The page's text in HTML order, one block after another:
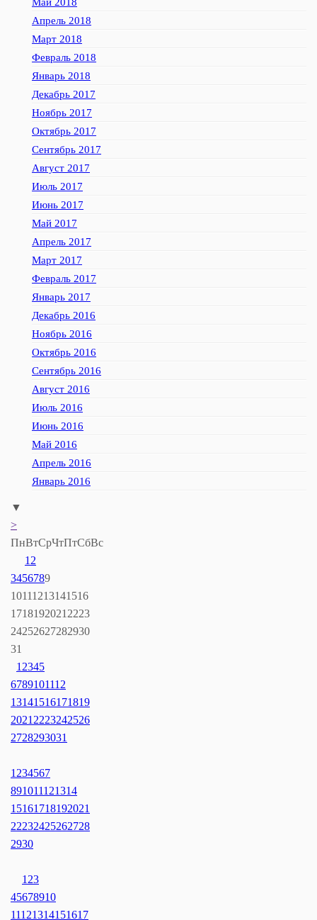
Май 2018
Апрель 2018
Март 2018
Февраль 2018
Январь 2018
Декабрь 2017
Ноябрь 2017
Октябрь 2017
Сентябрь 2017
Август 2017
Июль 2017
Июнь 2017
Май 2017
Апрель 2017
Март 2017
Февраль 2017
Январь 2017
Декабрь 2016
Ноябрь 2016
Октябрь 2016
Сентябрь 2016
Август 2016
Июль 2016
Июнь 2016
Май 2016
Апрель 2016
Январь 2016
▼
>
ПнВтСрЧтПтСбВс
1 2
3456789
10111213141516
1718192021 2223
24252627282930
31
1 2345
6789101112
13141516171819
2021 2223242526
2728293031
1 234567
891011121314
15161718192021
22232425262728
2930
1 23
45678910
11121314151617